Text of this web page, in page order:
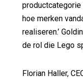
hoe merken
realiseren.’
de rol die Lego
Florian Haller,